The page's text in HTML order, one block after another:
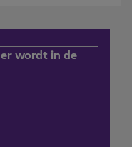
wordt in de